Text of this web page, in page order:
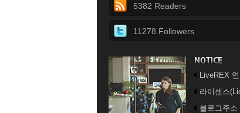
5382 Readers
11278 Followers
LiveREX
라이센스
블로그주소